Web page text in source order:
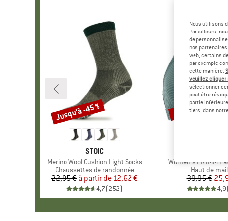
MARQUE
STOIC
Article
Merino Wool Cushion Light Socks
Product group
Chaussettes de randonnée
Prix
22,95 € Prix réduit
à partir de 12,62 €
4,7(252)
Remise
Jusqu'à -45 %
Article
Women's PRTMM
Product
Haut de
Prix
39,95 € Prix
4,9(
Remise
-35 %
Nous utilisons
Par ailleurs,
de
nos
web; certains
par exemple
cette manière.
veuillez cliquer
sélectionner
peut être
partie
tiers, dans notre